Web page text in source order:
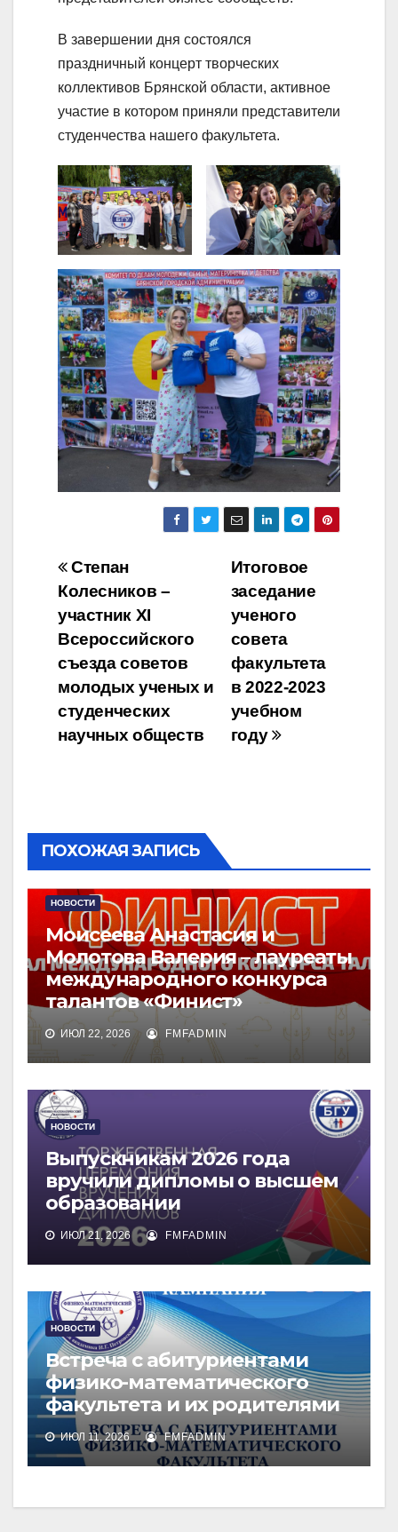
В завершении дня состоялся
праздничный концерт творческих
коллективов Брянской области, активное
участие в котором приняли представители
студенчества нашего факультета.
Навигация
по
записям
Итоговое
заседание
ученого
совета
факультета
в 2022-2023
учебном
году
Степан
Колесников –
участник XI
Всероссийского
съезда советов
молодых ученых и
студенческих
научных обществ
ПОХОЖАЯ ЗАПИСЬ
НОВОСТИ
Моисеева Анастасия и
Молотова Валерия – лауреаты
международного конкурса
талантов «Финист»
ИЮЛ 22, 2026 FMFADMIN
НОВОСТИ
Выпускникам 2026 года
вручили дипломы о высшем
образовании
ИЮЛ 21, 2026 FMFADMIN
НОВОСТИ
Встреча с абитуриентами
физико-математического
факультета и их родителями
ИЮЛ 11, 2026 FMFADMIN